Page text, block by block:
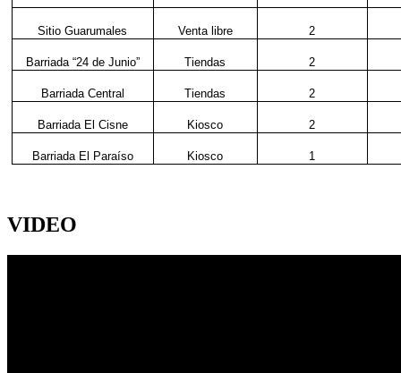
Sitio Guarumales Venta libre 2
Barriada “24 de Junio” Tiendas 2
Barriada Central Tiendas 2
Barriada El Cisne Kiosco 2
Barriada El Paraíso Kiosco 1
VIDEO